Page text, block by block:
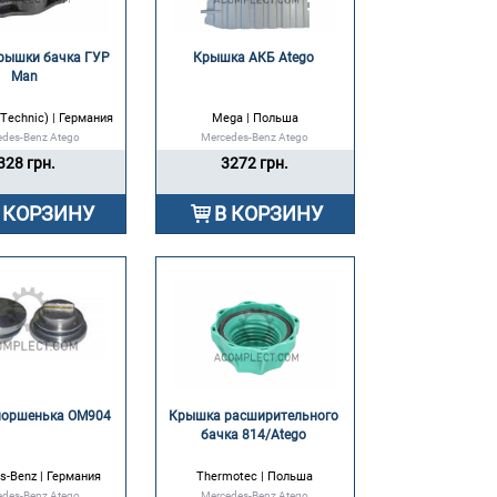
бачка ГУР
Man
| Германия
Benz Atego
грн.
КОРЗИНУ
Крышка АКБ Atego
Mega | Польша
Mercedes-Benz Atego
3272 грн.
В КОРЗИНУ
OM904
Benz | Германия
Крышка расширительного
бачка 814/Atego
Thermotec | Польша